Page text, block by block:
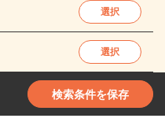
選択
選択
検索条件を保存